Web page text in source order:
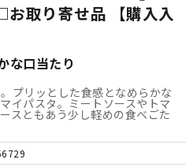
お取り寄せ品 【購入入
な口当たり
プリッとした食感となめらかな
イパスタ。ミートソースやトマ
スともあう少し軽めの食べごた